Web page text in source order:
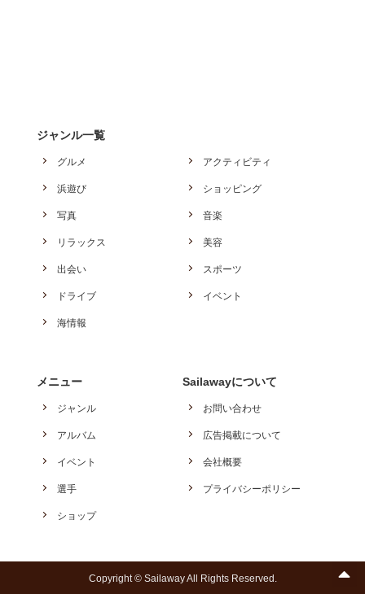
ジャンル一覧
グルメ アクティビティ
浜遊び ショッピング
写真 音楽
リラックス 美容
出会い スポーツ
ドライブ イベント
海情報
メニュー
ジャンル
アルバム
イベント
選手
ショップ
Sailawayについて
お問い合わせ
広告掲載について
会社概要
プライバシーポリシー
Copyright © Sailaway All Rights Reserved.